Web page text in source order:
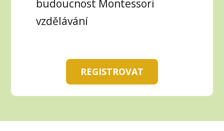
budoucnost Montessori
vzdělávání
REGISTROVAT